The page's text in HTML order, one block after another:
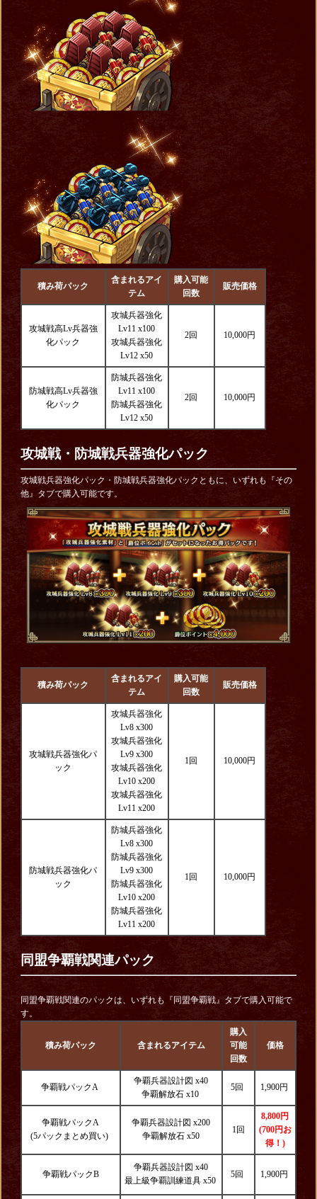
積み荷パック
含まれるアイ
テム
購入可能
回数
販売価格
攻城戦高Lv兵器強
化パック
攻城兵器強化
Lv11 x100
攻城兵器強化
Lv12 x50
2回 10,000円
防城戦高Lv兵器強
化パック
防城兵器強化
Lv11 x100
防城兵器強化
Lv12 x50
2回 10,000円
攻城戦・防城戦兵器強化パック
攻城戦兵器強化パック・防城戦兵器強化パックともに、いずれも『その
他』タブで購入可能です。
積み荷パック
含まれるアイ
テム
購入可能
回数
販売価格
攻城戦兵器強化パ
ック
攻城兵器強化
Lv8 x300
攻城兵器強化
Lv9 x300
攻城兵器強化
Lv10 x200
攻城兵器強化
Lv11 x200
1回 10,000円
防城戦兵器強化パ
ック
防城兵器強化
Lv8 x300
防城兵器強化
Lv9 x300
防城兵器強化
Lv10 x200
防城兵器強化
Lv11 x200
1回 10,000円
同盟争覇戦関連パック
同盟争覇戦関連のパックは、いずれも『同盟争覇戦』タブで購入可能で
す。
積み荷パック 含まれるアイテム
購入
可能
回数
価格
争覇戦パックA
争覇兵器設計図 x40
争覇解放石 x10
5回 1,900円
争覇戦パックA
(5パックまとめ買い)
争覇兵器設計図 x200
争覇解放石 x50
1回
8,800円
(700円お
得！)
争覇戦パックB
争覇兵器設計図 x40
最上級争覇訓練道具 x50
5回 1,900円